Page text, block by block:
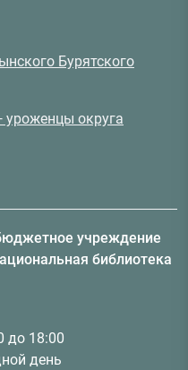
Бурятского
округа
учреждение
библиотека
до 18:00
день